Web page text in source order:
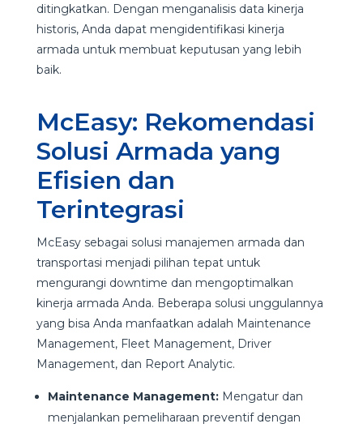
ditingkatkan. Dengan menganalisis data kinerja
historis, Anda dapat mengidentifikasi kinerja
armada untuk membuat keputusan yang lebih
baik.
McEasy: Rekomendasi
Solusi Armada yang
Efisien dan
Terintegrasi
McEasy sebagai solusi manajemen armada dan
transportasi menjadi pilihan tepat untuk
mengurangi downtime dan mengoptimalkan
kinerja armada Anda. Beberapa solusi unggulannya
yang bisa Anda manfaatkan adalah Maintenance
Management, Fleet Management, Driver
Management, dan Report Analytic.
Maintenance Management:Mengatur dan
menjalankan pemeliharaan preventif dengan